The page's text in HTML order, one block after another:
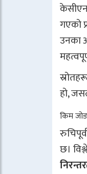
गएको
उनका
हो,
किम
छ।